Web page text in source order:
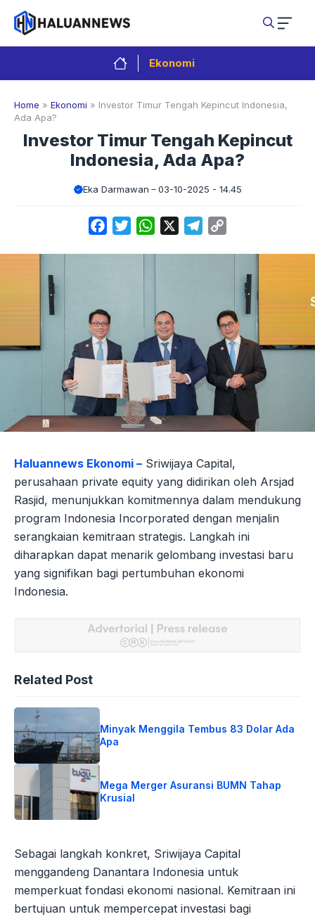
Langsung
isi
Ekonomi
Home » Ekonomi » Investor Timur Tengah Kepincut Indonesia,
Ada Apa?
Investor Timur Tengah Kepincut
Indonesia, Ada Apa?
Eka Darmawan 03-10-2025 - 14.45
FacebookTwitterWhatsApp Telegram
Haluannews Ekonomi – Sriwijaya Capital,
perusahaan private equity yang didirikan oleh Arsjad
Rasjid, menunjukkan komitmennya dalam mendukung
program Indonesia Incorporated dengan menjalin
serangkaian kemitraan strategis. Langkah ini
diharapkan dapat menarik gelombang investasi baru
yang signifikan bagi pertumbuhan ekonomi
Indonesia.
Related Post
Minyak Menggila Tembus 83 Dolar Ada
Apa
Mega Merger Asuransi BUMN Tahap
Krusial
Sebagai langkah konkret, Sriwijaya Capital
menggandeng Danantara Indonesia untuk
memperkuat fondasi ekonomi nasional. Kemitraan ini
bertujuan untuk mempercepat investasi bagi